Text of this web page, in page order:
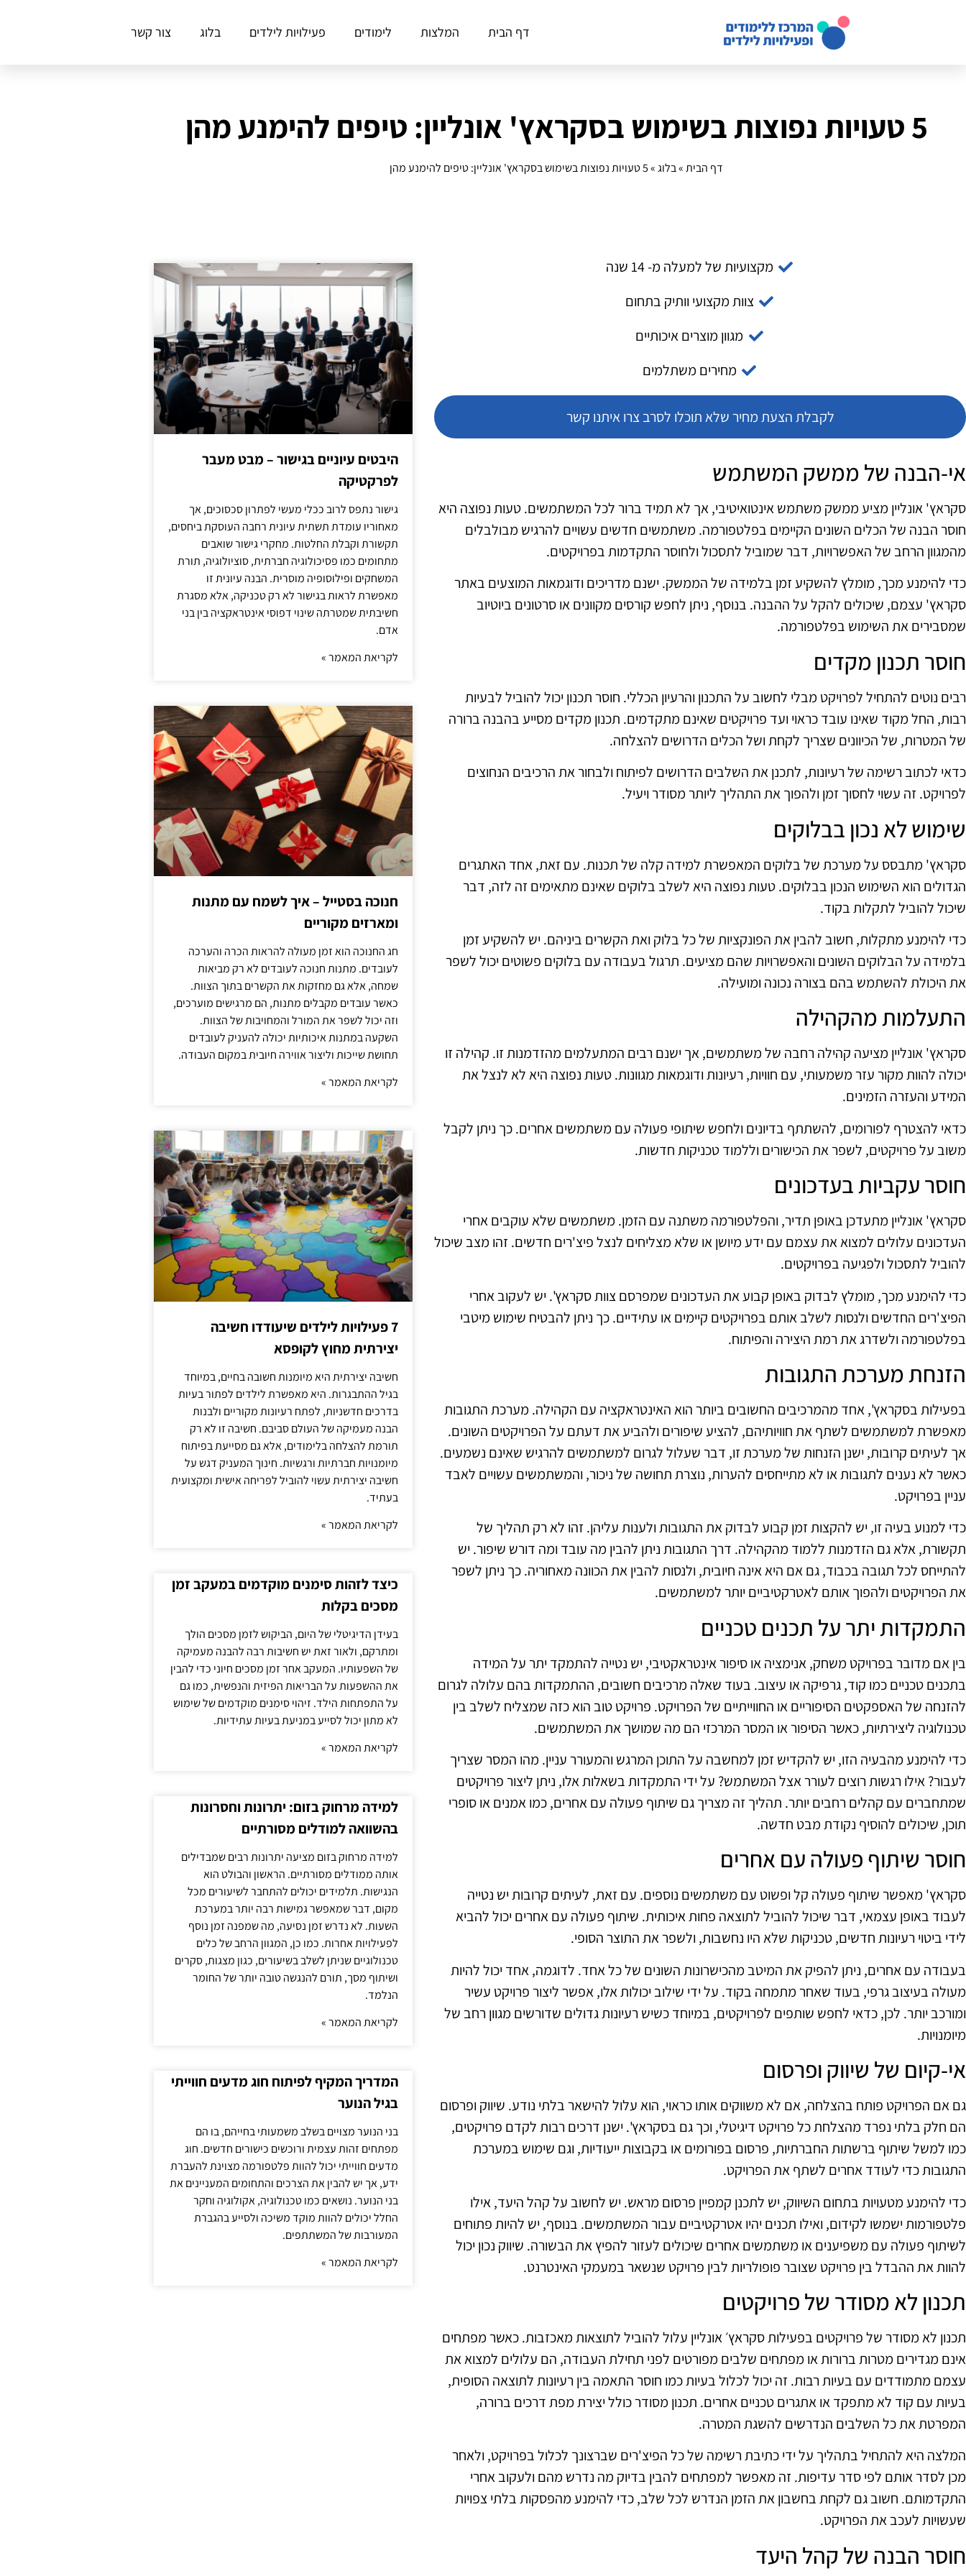
דף הבית המלצות לימודים פעילויות לילדים בלוג צור קשר
5 טעויות נפוצות בשימוש בסקראץ' אונליין: טיפים להימנע מהן
דף הבית»בלוג»5 טעויות נפוצות בשימוש בסקראץ' אונליין: טיפים להימנע מהן
מקצועיות של למעלה מ- 14 שנה
צוות מקצועי וותיק בתחום
מגוון מוצרים איכותיים
מחירים משתלמים
לקבלת הצעת מחיר שלא תוכלו לסרב צרו איתנו קשר
אי-הבנה של ממשק המשתמש
סקראץ' אונליין מציע ממשק משתמש אינטואיטיבי, אך לא תמיד ברור לכל המשתמשים. טעות נפוצה היא
חוסר הבנה של הכלים השונים הקיימים בפלטפורמה. משתמשים חדשים עשויים להרגיש מבולבלים
מהמגוון הרחב של האפשרויות, דבר שמוביל לתסכול ולחוסר התקדמות בפרויקטים.
כדי להימנע מכך, מומלץ להשקיע זמן בלמידה של הממשק. ישנם מדריכים ודוגמאות המוצעים באתר
סקראץ' עצמם, שיכולים להקל על ההבנה. בנוסף, ניתן לחפש קורסים מקוונים או סרטונים ביוטיוב
שמסבירים את השימוש בפלטפורמה.
חוסר תכנון מקדים
רבים נוטים להתחיל לפרויקט מבלי לחשוב על התכנון והרעיון הכללי. חוסר תכנון יכול להוביל לבעיות
רבות, החל מקוד שאינו עובד כראוי ועד פרויקטים שאינם מתקדמים. תכנון מקדים מסייע בהבנה ברורה
של המטרות, של הכיוונים שצריך לקחת ושל הכלים הדרושים להצלחה.
כדאי לכתוב רשימה של רעיונות, לתכנן את השלבים הדרושים לפיתוח ולבחור את הרכיבים הנחוצים
לפרויקט. זה עשוי לחסוך זמן ולהפוך את התהליך ליותר מסודר ויעיל.
שימוש לא נכון בבלוקים
סקראץ' מתבסס על מערכת של בלוקים המאפשרת למידה קלה של תכנות. עם זאת, אחד האתגרים
הגדולים הוא השימוש הנכון בבלוקים. טעות נפוצה היא לשלב בלוקים שאינם מתאימים זה לזה, דבר
שיכול להוביל לתקלות בקוד.
כדי להימנע מתקלות, חשוב להבין את הפונקציות של כל בלוק ואת הקשרים ביניהם. יש להשקיע זמן
בלמידה על הבלוקים השונים והאפשרויות שהם מציעים. תרגול בעבודה עם בלוקים פשוטים יכול לשפר
את היכולת להשתמש בהם בצורה נכונה ומועילה.
התעלמות מהקהילה
סקראץ' אונליין מציעה קהילה רחבה של משתמשים, אך ישנם רבים המתעלמים מהזדמנות זו. קהילה זו
יכולה להוות מקור עזר משמעותי, עם חוויות, רעיונות ודוגמאות מגוונות. טעות נפוצה היא לא לנצל את
המידע והעזרה הזמינים.
כדאי להצטרף לפורומים, להשתתף בדיונים ולחפש שיתופי פעולה עם משתמשים אחרים. כך ניתן לקבל
משוב על פרויקטים, לשפר את הכישורים וללמוד טכניקות חדשות.
חוסר עקביות בעדכונים
סקראץ' אונליין מתעדכן באופן תדיר, והפלטפורמה משתנה עם הזמן. משתמשים שלא עוקבים אחרי
העדכונים עלולים למצוא את עצמם עם ידע מיושן או שלא מצליחים לנצל פיצ'רים חדשים. זהו מצב שיכול
להוביל לתסכול ולפגיעה בפרויקטים.
כדי להימנע מכך, מומלץ לבדוק באופן קבוע את העדכונים שמפרסם צוות סקראץ'. יש לעקוב אחרי
הפיצ'רים החדשים ולנסות לשלב אותם בפרויקטים קיימים או עתידיים. כך ניתן להבטיח שימוש מיטבי
בפלטפורמה ולשדרג את רמת היצירה והפיתוח.
הזנחת מערכת התגובות
בפעילות בסקראץ', אחד מהמרכיבים החשובים ביותר הוא האינטראקציה עם הקהילה. מערכת התגובות
מאפשרת למשתמשים לשתף את חוויותיהם, להציע שיפורים ולהביע את דעתם על הפרויקטים השונים.
אך לעיתים קרובות, ישנן הזנחות של מערכת זו, דבר שעלול לגרום למשתמשים להרגיש שאינם נשמעים.
כאשר לא נענים לתגובות או לא מתייחסים להערות, נוצרת תחושה של ניכור, והמשתמשים עשויים לאבד
עניין בפרויקט.
כדי למנוע בעיה זו, יש להקצות זמן קבוע לבדוק את התגובות ולענות עליהן. זהו לא רק תהליך של
תקשורת, אלא גם הזדמנות ללמוד מהקהילה. דרך התגובות ניתן להבין מה עובד ומה דורש שיפור. יש
להתייחס לכל תגובה בכבוד, גם אם היא אינה חיובית, ולנסות להבין את הכוונה מאחוריה. כך ניתן לשפר
את הפרויקטים ולהפוך אותם לאטרקטיביים יותר למשתמשים.
התמקדות יתר על תכנים טכניים
בין אם מדובר בפרויקט משחק, אנימציה או סיפור אינטראקטיבי, יש נטייה להתמקד יתר על המידה
בתכנים טכניים כמו קוד, גרפיקה או עיצוב. בעוד שאלה מרכיבים חשובים, ההתמקדות בהם עלולה לגרום
להזנחה של האספקטים הסיפוריים או החווייתיים של הפרויקט. פרויקט טוב הוא כזה שמצליח לשלב בין
טכנולוגיה ליצירתיות, כאשר הסיפור או המסר המרכזי הם מה שמושך את המשתמשים.
כדי להימנע מהבעיה הזו, יש להקדיש זמן למחשבה על התוכן המרגש והמעורר עניין. מהו המסר שצריך
לעבור? אילו רגשות רוצים לעורר אצל המשתמש? על ידי התמקדות בשאלות אלו, ניתן ליצור פרויקטים
שמתחברים עם קהלים רחבים יותר. תהליך זה מצריך גם שיתוף פעולה עם אחרים, כמו אמנים או סופרי
תוכן, שיכולים להוסיף נקודת מבט חדשה.
חוסר שיתוף פעולה עם אחרים
סקראץ' מאפשר שיתוף פעולה קל ופשוט עם משתמשים נוספים. עם זאת, לעיתים קרובות יש נטייה
לעבוד באופן עצמאי, דבר שיכול להוביל לתוצאה פחות איכותית. שיתוף פעולה עם אחרים יכול להביא
לידי ביטוי רעיונות חדשים, טכניקות שלא היו נחשבות, ולשפר את התוצר הסופי.
בעבודה עם אחרים, ניתן להפיק את המיטב מהכישרונות השונים של כל אחד. לדוגמה, אחד יכול להיות
מעולה בעיצוב גרפי, בעוד שאחר מתמחה בקוד. על ידי שילוב יכולות אלו, אפשר ליצור פרויקט עשיר
ומורכב יותר. לכן, כדאי לחפש שותפים לפרויקטים, במיוחד כשיש רעיונות גדולים שדורשים מגוון רחב של
מיומנויות.
אי-קיום של שיווק ופרסום
גם אם הפרויקט פותח בהצלחה, אם לא משווקים אותו כראוי, הוא עלול להישאר בלתי נודע. שיווק ופרסום
הם חלק בלתי נפרד מהצלחת כל פרויקט דיגיטלי, וכך גם בסקראץ'. ישנן דרכים רבות לקדם פרויקטים,
כמו למשל שיתוף ברשתות החברתיות, פרסום בפורומים או בקבוצות ייעודיות, וגם שימוש במערכת
התגובות כדי לעודד אחרים לשתף את הפרויקט.
כדי להימנע מטעויות בתחום השיווק, יש לתכנן קמפיין פרסום מראש. יש לחשוב על קהל היעד, אילו
פלטפורמות ישמשו לקידום, ואילו תכנים יהיו אטרקטיביים עבור המשתמשים. בנוסף, יש להיות פתוחים
לשיתוף פעולה עם משפיענים או משתמשים אחרים שיכולים לעזור להפיץ את הבשורה. שיווק נכון יכול
להוות את ההבדל בין פרויקט שצובר פופולריות לבין פרויקט שנשאר במעמקי האינטרנט.
תכנון לא מסודר של פרויקטים
תכנון לא מסודר של פרויקטים בפעילות סקראץ׳ אונליין עלול להוביל לתוצאות מאכזבות. כאשר מפתחים
אינם מגדירים מטרות ברורות או מפתחים שלבים מפורטים לפני תחילת העבודה, הם עלולים למצוא את
עצמם מתמודדים עם בעיות רבות. זה יכול לכלול בעיות כמו חוסר התאמה בין רעיונות לתוצאה הסופית,
בעיות עם קוד לא מתפקד או אתגרים טכניים אחרים. תכנון מסודר כולל יצירת מפת דרכים ברורה,
המפרטת את כל השלבים הנדרשים להשגת המטרה.
המלצה היא להתחיל בתהליך על ידי כתיבת רשימה של כל הפיצ'רים שברצונך לכלול בפרויקט, ולאחר
מכן לסדר אותם לפי סדר עדיפות. זה מאפשר למפתחים להבין בדיוק מה נדרש מהם ולעקוב אחרי
התקדמותם. חשוב גם לקחת בחשבון את הזמן הנדרש לכל שלב, כדי להימנע מהפסקות בלתי צפויות
שעשויות לעכב את הפרויקט.
חוסר הבנה של קהל היעד
היבטים עיוניים בגישור – מבט מעבר
לפרקטיקה
גישור נתפס לרוב ככלי מעשי לפתרון סכסוכים, אך
מאחוריו עומדת תשתית עיונית רחבה העוסקת ביחסים,
תקשורת וקבלת החלטות. מחקרי גישור שואבים
מתחומים כמו פסיכולוגיה חברתית, סוציולוגיה, תורת
המשחקים ופילוסופיה מוסרית. הבנה עיונית זו
מאפשרת לראות בגישור לא רק טכניקה, אלא מסגרת
חשיבתית שמטרתה שינוי דפוסי אינטראקציה בין בני
אדם.
לקריאת המאמר »
חנוכה בסטייל – איך לשמח עם מתנות
ומארזים מקוריים
חג החנוכה הוא זמן מעולה להראות הכרה והערכה
לעובדים. מתנות חנוכה לעובדים לא רק מביאות
שמחה, אלא גם מחזקות את הקשרים בתוך הצוות.
כאשר עובדים מקבלים מתנות, הם מרגישים מוערכים,
וזה יכול לשפר את המורל והמחויבות של הצוות.
השקעה במתנות איכותיות יכולה להעניק לעובדים
תחושת שייכות וליצור אווירה חיובית במקום העבודה.
לקריאת המאמר »
7 פעילויות לילדים שיעודדו חשיבה
יצירתית מחוץ לקופסא
חשיבה יצירתית היא מיומנות חשובה בחיים, במיוחד
בגיל ההתבגרות. היא מאפשרת לילדים לפתור בעיות
בדרכים חדשניות, לפתח רעיונות מקוריים ולבנות
הבנה מעמיקה של העולם סביבם. חשיבה זו לא רק
תורמת להצלחה בלימודים, אלא גם מסייעת בפיתוח
מיומנויות חברתיות ורגשיות. חינוך המעניק דגש על
חשיבה יצירתית עשוי להוביל לפריחה אישית ומקצועית
בעתיד.
לקריאת המאמר »
כיצד לזהות סימנים מוקדמים במעקב זמן
מסכים בקלות
בעידן הדיגיטלי של היום, הביקוש לזמן מסכים הולך
ומתרקם, ולאור זאת יש חשיבות רבה להבנה מעמיקה
של השפעותיו. המעקב אחר זמן מסכים חיוני כדי להבין
את ההשפעות על הבריאות הפיזית והנפשית, כמו גם
על התפתחות הילד. זיהוי סימנים מוקדמים של שימוש
לא מתון יכול לסייע במניעת בעיות עתידיות.
לקריאת המאמר »
למידה מרחוק בזום: יתרונות וחסרונות
בהשוואה למודלים מסורתיים
למידה מרחוק בזום מציעה יתרונות רבים שמבדילים
אותה ממודלים מסורתיים. הראשון והבולט הוא
הנגישות. תלמידים יכולים להתחבר לשיעורים מכל
מקום, דבר שמאפשר גמישות רבה יותר במערכת
השעות. לא נדרש זמן נסיעה, מה שמפנה זמן נוסף
לפעילויות אחרות. כמו כן, המגוון הרחב של כלים
טכנולוגיים שניתן לשלב בשיעורים, כגון מצגות, סקרים
ושיתוף מסך, תורם להנגשה טובה יותר של החומר
הנלמד.
לקריאת המאמר »
המדריך המקיף לפיתוח חוג מדעים חווייתי
בגיל הנוער
בני הנוער מצויים בשלב משמעותי בחייהם, בו הם
מפתחים זהות עצמית ורוכשים כישורים חדשים. חוג
מדעים חווייתי יכול להוות פלטפורמה מצוינת להעברת
ידע, אך יש להבין את הצרכים והתחומים המעניינים את
בני הנוער. נושאים כמו טכנולוגיה, אקולוגיה וחקר
החלל יכולים להוות מוקד משיכה ולסייע בהגברת
המעורבות של המשתתפים.
לקריאת המאמר »